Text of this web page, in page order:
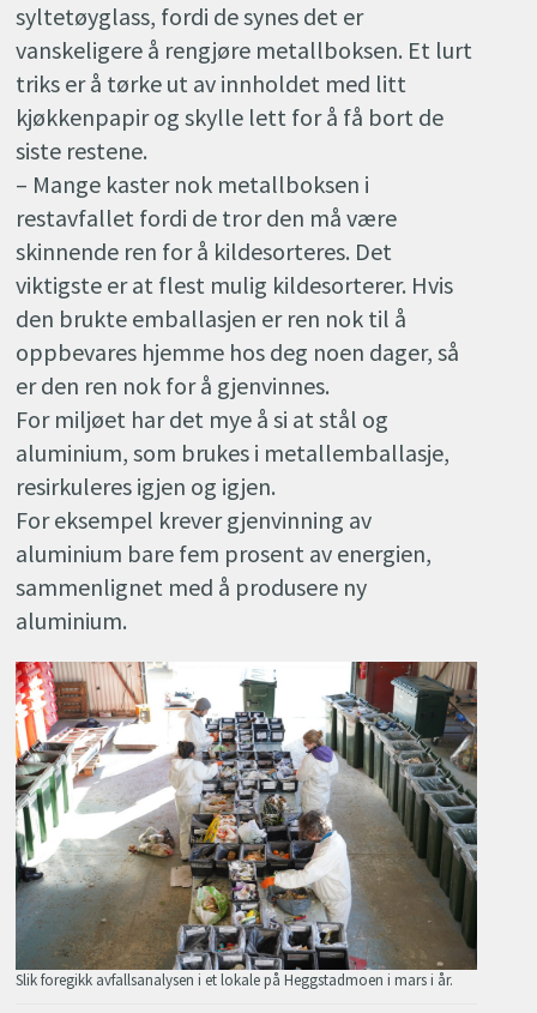
syltetøyglass, fordi de synes det er
vanskeligere å rengjøre metallboksen. Et lurt
triks er å tørke ut av innholdet med litt
kjøkkenpapir og skylle lett for å få bort de
siste restene.
– Mange kaster nok metallboksen i
restavfallet fordi de tror den må være
skinnende ren for å kildesorteres. Det
viktigste er at flest mulig kildesorterer. Hvis
den brukte emballasjen er ren nok til å
oppbevares hjemme hos deg noen dager, så
er den ren nok for å gjenvinnes.
For miljøet har det mye å si at stål og
aluminium, som brukes i metallemballasje,
resirkuleres igjen og igjen.
For eksempel krever gjenvinning av
aluminium bare fem prosent av energien,
sammenlignet med å produsere ny
aluminium.
Slik foregikk avfallsanalysen i et lokale på Heggstadmoen i mars i år.